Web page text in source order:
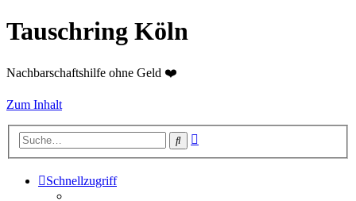
Tauschring Köln
Nachbarschaftshilfe ohne Geld ❤️
Zum Inhalt
Suche
Schnellzugriff